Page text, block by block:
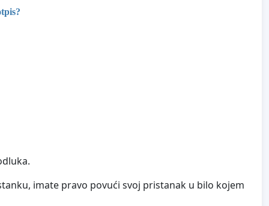
imate pravo povući svoj pristanak u bilo kojem